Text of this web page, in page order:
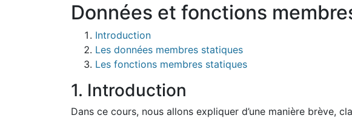
Données et fonctions
Introduction
Les données membres statiques
Les fonctions membres statiques
1. Introduction
Dans ce cours, nous allons expliquer d’une manière brève,